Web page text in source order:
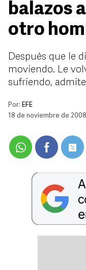
balazos
otro
Después que le
moviendo. Le
sufriendo,
Por: EFE
18 de noviembre de